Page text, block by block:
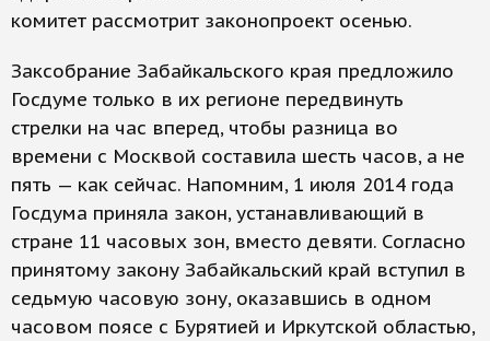
комитет рассмотрит законопроект осенью.
Заксобрание Забайкальского края предложило
Госдуме только в их регионе передвинуть
стрелки на час вперед, чтобы разница во
времени с Москвой составила шесть часов, а не
пять — как сейчас. Напомним, 1 июля 2014 года
Госдума приняла закон, устанавливающий в
стране 11 часовых зон, вместо девяти. Согласно
принятому закону Забайкальский край вступил в
седьмую часовую зону, оказавшись в одном
часовом поясе с Бурятией и Иркутской областью,